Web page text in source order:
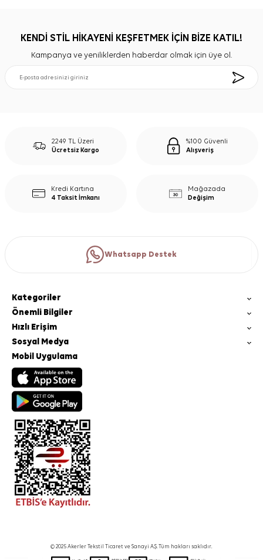
KENDİ STİL HİKAYENİ KEŞFETMEK İÇİN BİZE KATIL!
Kampanya ve yeniliklerden haberdar olmak için üye ol.
2249 TL Üzeri
Ücretsiz Kargo
%100 Güvenli
Alışveriş
Kredi Kartına
4 Taksit İmkanı
Mağazada
Değişim
Whatsapp Destek
Kategoriler
Önemli Bilgiler
Hızlı Erişim
Sosyal Medya
Mobil Uygulama
© 2025 Akerler Tekstil Ticaret ve Sanayi A.Ş. Tüm hakları saklıdır.